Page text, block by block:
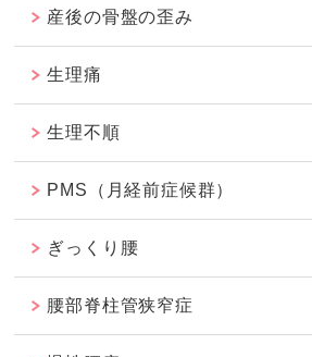
産後の骨盤の歪み
生理痛
生理不順
PMS（月経前症候群）
ぎっくり腰
腰部脊柱管狭窄症